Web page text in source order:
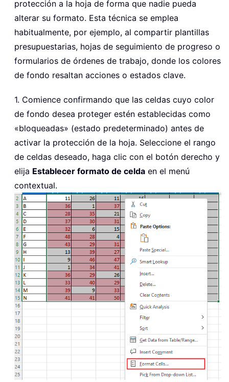
protección a la hoja de forma que nadie pueda
alterar su formato. Esta técnica se emplea
habitualmente, por ejemplo, al compartir plantillas
presupuestarias, hojas de seguimiento de progreso o
formularios de órdenes de trabajo, donde los colores
de fondo resaltan acciones o estados clave.
1. Comience confirmando que las celdas cuyo color
de fondo desea proteger estén establecidas como
«bloqueadas» (estado predeterminado) antes de
activar la protección de la hoja. Seleccione el rango
de celdas deseado, haga clic con el botón derecho y
elija Establecer formato de celda en el menú
contextual.